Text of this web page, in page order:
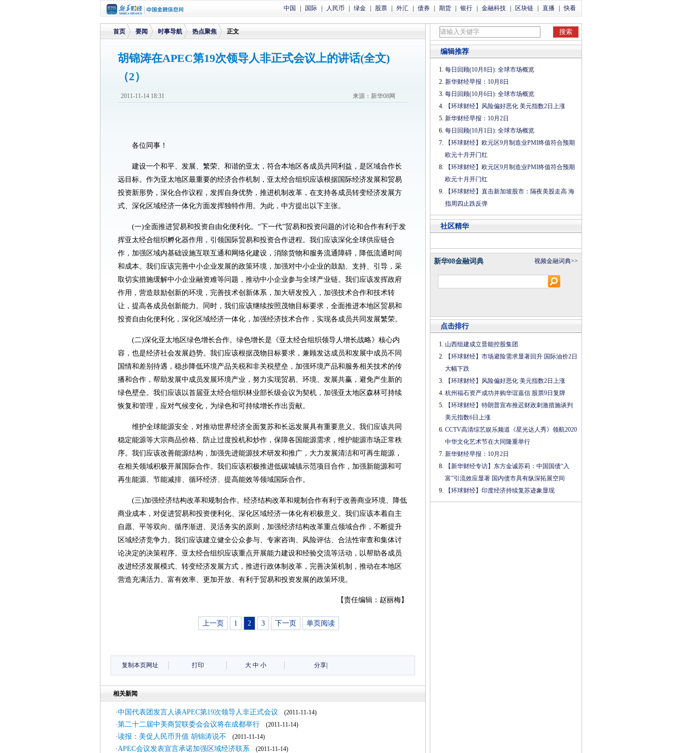
中国 国际 人民币 绿金 股票 外汇 债券 期货 银行 金融科技 区块链 直播 快看
首页
>
要闻 时事导航 热点聚焦 正文
胡锦涛在APEC第19次领导人非正式会议上的讲话(全文)
（2）
来源：新华08网
2011-11-14 18:31
各位同事！
建设一个和平、发展、繁荣、和谐的亚太，符合本地区各成员共同利益，是区域合作长
远目标。作为亚太地区最重要的经济合作机制，亚太经合组织应该根据国际经济发展和贸易
投资新形势，深化合作议程，发挥自身优势，推进机制改革，在支持各成员转变经济发展方
式、深化区域经济一体化方面发挥独特作用。为此，中方提出以下主张。
(一)全面推进贸易和投资自由化便利化。“下一代”贸易和投资问题的讨论和合作有利于发
挥亚太经合组织孵化器作用，引领国际贸易和投资合作进程。我们应该深化全球供应链合
作，加强区域内基础设施互联互通和网络化建设，消除货物和服务流通障碍，降低流通时间
和成本。我们应该完善中小企业发展的政策环境，加强对中小企业的鼓励、支持、引导，采
取切实措施缓解中小企业融资难等问题，推动中小企业参与全球产业链。我们应该发挥政府
作用，营造鼓励创新的环境，完善技术创新体系，加大研发投入，加强技术合作和技术转
让，提高各成员创新能力。同时，我们应该继续按照茂物目标要求，全面推进本地区贸易和
投资自由化便利化，深化区域经济一体化，加强经济技术合作，实现各成员共同发展繁荣。
(二)深化亚太地区绿色增长合作。绿色增长是《亚太经合组织领导人增长战略》核心内
容，也是经济社会发展趋势。我们应该根据茂物目标要求，兼顾发达成员和发展中成员不同
国情和差别待遇，稳步降低环境产品关税和非关税壁垒，加强环境产品和服务相关技术的传
播和合作，帮助发展中成员发展环境产业，努力实现贸易、环境、发展共赢，避免产生新的
绿色壁垒。我们应该以首届亚太经合组织林业部长级会议为契机，加强亚太地区森林可持续
恢复和管理，应对气候变化，为绿色和可持续增长作出贡献。
维护全球能源安全，对推动世界经济全面复苏和长远发展具有重要意义。我们应该共同
稳定能源等大宗商品价格、防止过度投机和炒作，保障各国能源需求，维护能源市场正常秩
序。我们应该改善能源结构，加强先进能源技术研发和推广，大力发展清洁和可再生能源，
在相关领域积极开展国际合作。我们应该积极推进低碳城镇示范项目合作，加强新能源和可
再生能源、节能减排、循环经济、提高能效等领域国际合作。
(三)加强经济结构改革和规制合作。经济结构改革和规制合作有利于改善商业环境、降低
商业成本，对促进贸易和投资便利化、深化区域经济一体化有积极意义。我们应该本着自主
自愿、平等双向、循序渐进、灵活务实的原则，加强经济结构改革重点领域合作，不断提升
区域经济竞争力。我们应该建立健全公众参与、专家咨询、风险评估、合法性审查和集体讨
论决定的决策程序。亚太经合组织应该重点开展能力建设和经验交流等活动，以帮助各成员
改进经济发展模式、转变经济发展方式，推进行政体制改革，完善决策机制，推动在本地区
营造充满活力、富有效率、更加开放、有利于贸易和投资发展的政策环境。
【责任编辑：赵丽梅】
上一页 1 2 3 下一页 单页阅读
复制本页网址 打印 大 中 小 分享
相关新闻
·中国代表团发言人谈APEC第19次领导人非正式会议 (2011-11-14)
·第二十二届中美商贸联委会会议将在成都举行 (2011-11-14)
·读报：美促人民币升值 胡锦涛说不 (2011-11-14)
·APEC会议发表宣言承诺加强区域经济联系 (2011-11-14)
编辑推荐
每日回顾(10月8日): 全球市场概览
新华财经早报：10月8日
每日回顾(10月6日): 全球市场概览
【环球财经】风险偏好恶化 美元指数2日上涨
新华财经早报：10月2日
每日回顾(10月1日): 全球市场概览
【环球财经】欧元区9月制造业PMI终值符合预期
欧元十月开门红
【环球财经】欧元区9月制造业PMI终值符合预期
欧元十月开门红
【环球财经】直击新加坡股市：隔夜美股走高 海
指周四止跌反弹
社区精华
新华08金融词典 视频金融词典>>
点击排行
山西组建成立晋能控股集团
【环球财经】市场避险需求显著回升 国际油价2日
大幅下跌
【环球财经】风险偏好恶化 美元指数2日上涨
杭州福石资产成功并购华谊嘉信 股票9日复牌
【环球财经】特朗普宣布推迟财政刺激措施谈判
美元指数6日上涨
CCTV高清综艺娱乐频道《星光达人秀》领航2020
中华文化艺术节在大同隆重举行
新华财经早报：10月2日
【新华财经专访】东方金诚苏莉：中国国债“入
富”引流效应显著 国内债市具有纵深拓展空间
【环球财经】印度经济持续复苏迹象显现